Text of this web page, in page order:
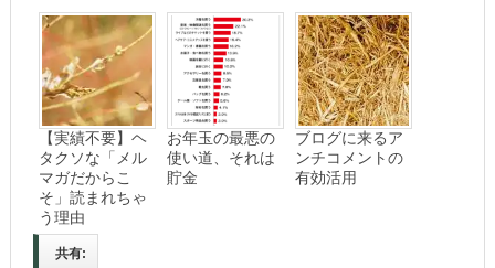
【実績不要】ヘ
タクソな「メル
マガだからこ
そ」読まれちゃ
う理由
お年玉の最悪の
使い道、それは
貯金
ブログに来るア
ンチコメントの
有効活用
共有: